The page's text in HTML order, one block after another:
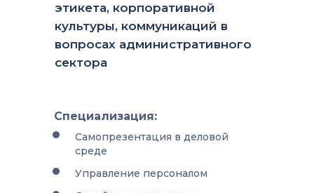
этикета, корпоративной
культуры, коммуникаций в
вопросах административного
сектора
Специализация:
Самопрезентация в деловой
среде
Управление персоналом